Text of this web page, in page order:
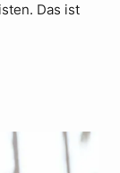
Das ist